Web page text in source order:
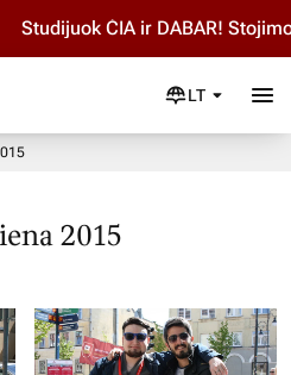
Studijuok ČIA ir DABAR!
LT
2015